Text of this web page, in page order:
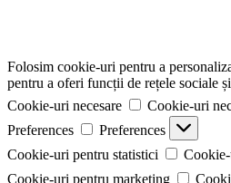
Folosim cookie-uri pentru a
pentru a oferi funcții de rețele sociale
Cookie-uri necesare
Cookie-uri
Preferences
Preferences
Cookie-uri pentru statistici
Cookie-uri pentru marketing